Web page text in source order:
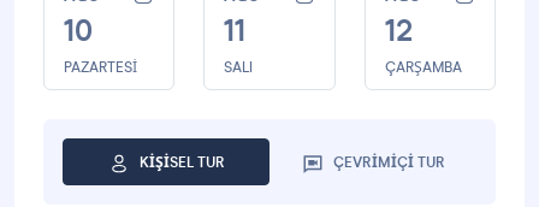
10
PAZARTESI
11
SALI
12
ÇARŞAMBA
KIŞISEL TUR ÇEVRIMIÇI TUR